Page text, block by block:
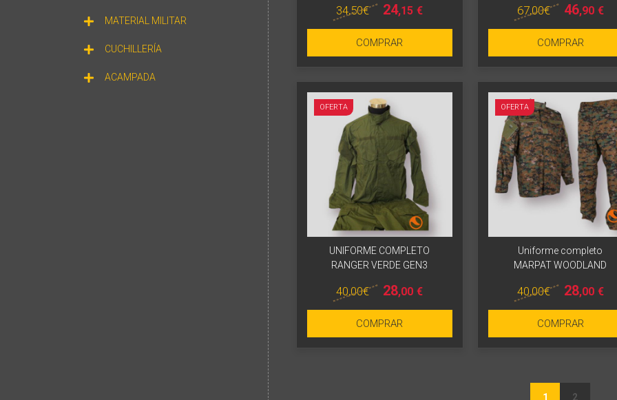
MATERIAL MILITAR
CUCHILLERÍA
ACAMPADA
34,50€ 24,15 €
COMPRAR
67,00€ 46,90 €
COMPRAR
OFERTA
UNIFORME COMPLETO
RANGER VERDE GEN3
40,00€ 28,00 €
COMPRAR
OFERTA
Uniforme completo
MARPAT WOODLAND
40,00€ 28,00 €
COMPRAR
1 2